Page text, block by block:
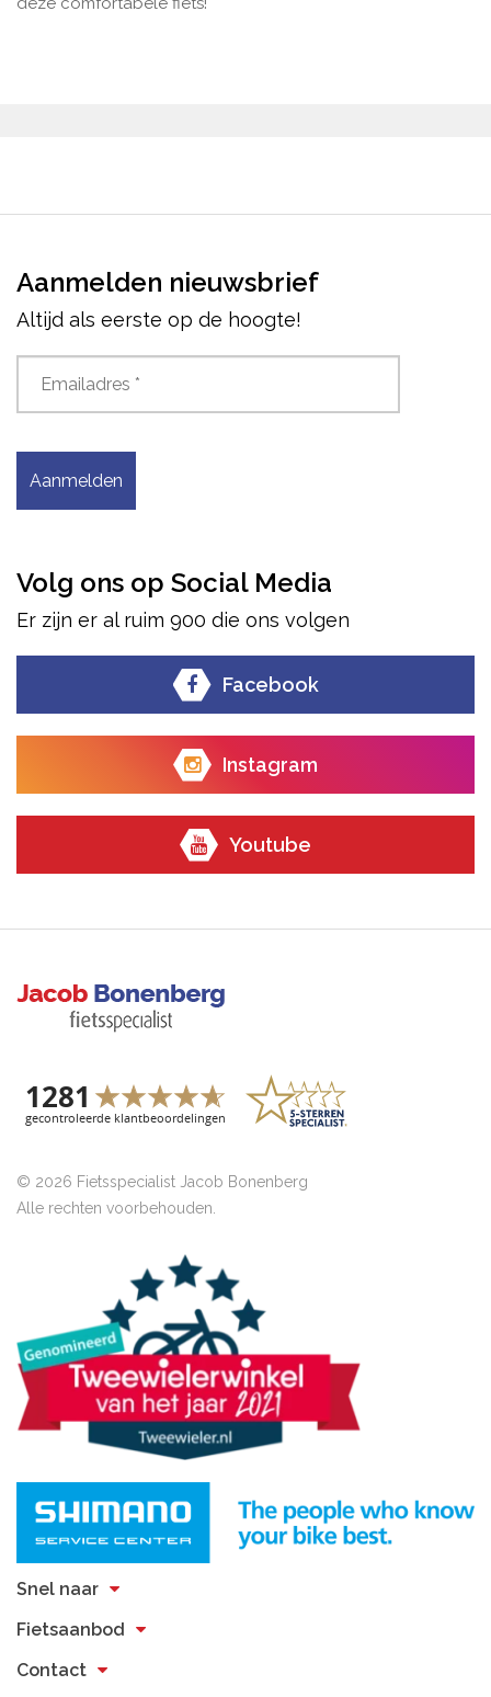
Aanmelden nieuwsbrief
Altijd als eerste op de hoogte!
Aanmelden
Volg ons op Social Media
Er zijn er al ruim 900 die ons volgen
Facebook
Instagram
Youtube
© 2026 Fietsspecialist Jacob Bonenberg
Alle rechten voorbehouden.
Snel naar
Fietsaanbod
Contact